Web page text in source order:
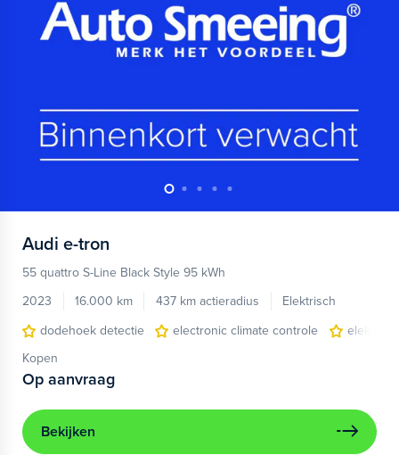
Audi e-tron
55 quattro S-Line Black Style 95 kWh
2023
16.000 km 437 km actieradius
Elektrisch
dodehoek detectie
electronic climate controle
Kopen
Op aanvraag
Bekijken